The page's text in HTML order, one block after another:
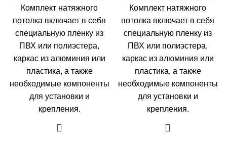
Комплект натяжного
потолка включает в себя
специальную пленку из
ПВХ или полиэстера,
каркас из алюминия или
пластика, а также
необходимые компоненты
для установки и
крепления.
Комплект натяжного
потолка включает в себя
специальную пленку из
ПВХ или полиэстера,
каркас из алюминия или
пластика, а также
необходимые компоненты
для установки и
крепления.